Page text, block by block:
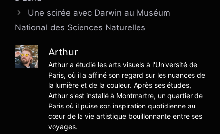
Une soirée avec Darwin au Muséum
National des Sciences Naturelles
Arthur
Arthur a étudié les arts visuels à l'Université de
Paris, où il a affiné son regard sur les nuances de
la lumière et de la couleur. Après ses études,
Arthur s'est installé à Montmartre, un quartier de
Paris où il puise son inspiration quotidienne au
cœur de la vie artistique bouillonnante entre ses
voyages.